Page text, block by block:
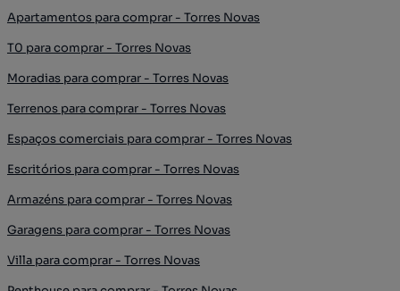
Apartamentos para comprar - Torres Novas
T0 para comprar - Torres Novas
Moradias para comprar - Torres Novas
Terrenos para comprar - Torres Novas
Espaços comerciais para comprar - Torres Novas
Escritórios para comprar - Torres Novas
Armazéns para comprar - Torres Novas
Garagens para comprar - Torres Novas
Villa para comprar - Torres Novas